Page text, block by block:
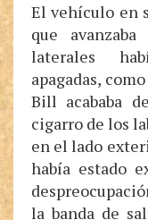
El vehículo en
que
laterales
apagadas,
Bill acababa
cigarro de los
en el lado
había estado
la banda de